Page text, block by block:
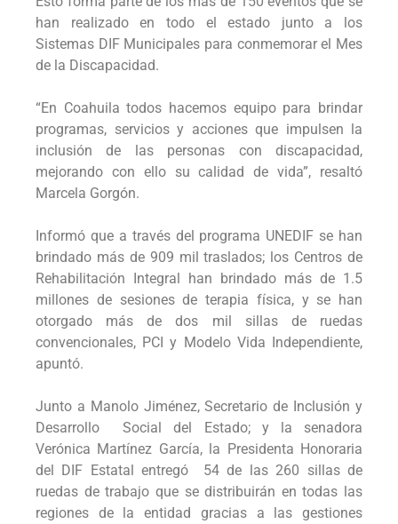
han realizado en todo el estado junto a los
Sistemas DIF Municipales para conmemorar el Mes
de la Discapacidad.
“En Coahuila todos hacemos equipo para brindar
programas, servicios y acciones que impulsen la
inclusión de las personas con discapacidad,
mejorando con ello su calidad de vida”, resaltó
Marcela Gorgón.
Informó que a través del programa UNEDIF se han
brindado más de 909 mil traslados; los Centros de
Rehabilitación Integral han brindado más de 1.5
millones de sesiones de terapia física, y se han
otorgado más de dos mil sillas de ruedas
convencionales, PCI y Modelo Vida Independiente,
apuntó.
Junto a Manolo Jiménez, Secretario de Inclusión y
Desarrollo Social del Estado; y la senadora
Verónica Martínez García, la Presidenta Honoraria
del DIF Estatal entregó 54 de las 260 sillas de
ruedas de trabajo que se distribuirán en todas las
regiones de la entidad gracias a las gestiones